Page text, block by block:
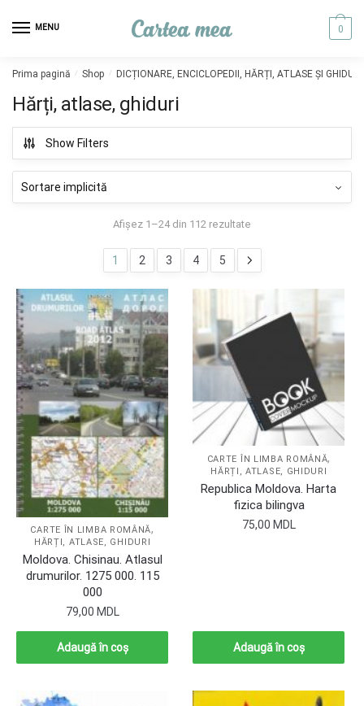
MENU 0
Prima pagină / Shop / DICȚIONARE, ENCICLOPEDII, HĂRȚI, ATLASE ȘI GHIDURI
Hărți, atlase, ghiduri
Show Filters
Afișez 1–24 din 112 rezultate
1 2 3 4 5
CARTE ÎN LIMBA ROMÂNĂ,
HĂRȚI, ATLASE, GHIDURI
Moldova. Chisinau. Atlasul
drumurilor. 1275 000. 115
000
79,00 MDL
Adaugă în coș
CARTE ÎN LIMBA ROMÂNĂ,
HĂRȚI, ATLASE, GHIDURI
Republica Moldova. Harta
fizica bilingva
75,00 MDL
Adaugă în coș